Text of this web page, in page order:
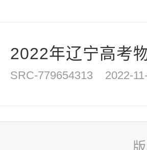
2022年辽宁高考
SRC-779654313 2022-